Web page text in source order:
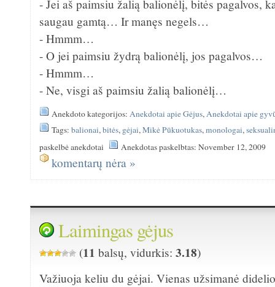
- Jei aš paimsiu žalią balionėlį, bitės pagalvos,
saugau gamtą… Ir manęs negels…
- Hmmm…
- O jei paimsiu žydrą balionėlį, jos pagalvos…
- Hmmm…
- Ne, visgi aš paimsiu žalią balionėlį…
Anekdoto kategorijos: Anekdotai apie Gėjus, Anekdotai apie
Tags:balionai,bitės, gėjai,Mikė Pūkuotukas,monologai,
paskelbė anekdotai
Anekdotas paskelbtas: November 12, 2009
komentarų nėra »
Laimingas gėjus
(11 balsų, vidurkis:3.18)
Važiuoja keliu du gėjai. Vienas užsimanė